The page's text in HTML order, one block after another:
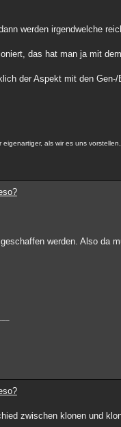
werden irgendwelche
das hat man ja mit
der Aspekt mit den Gen-/
eigenartiger, als wir es uns
werden. Also da
zwischen klonen und